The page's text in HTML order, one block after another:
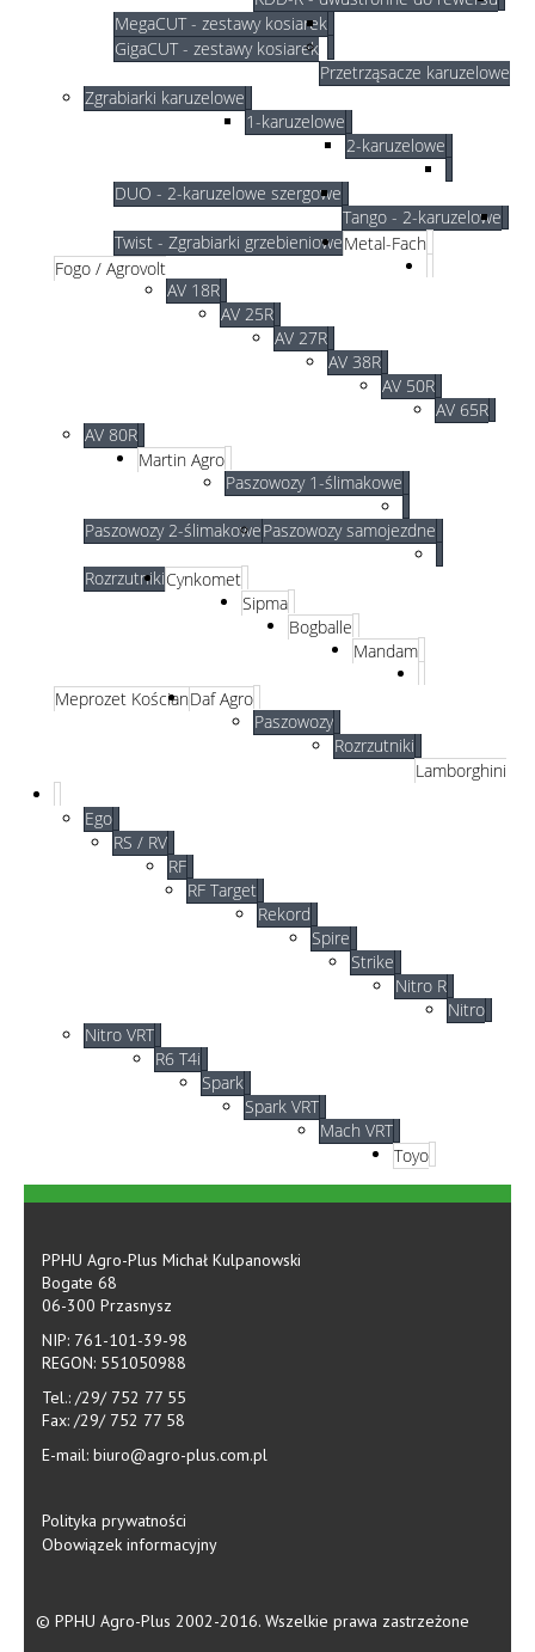
MegaCUT - zestawy kosiarek
GigaCUT - zestawy kosiarek
Przetrząsacze karuzelowe
Zgrabiarki karuzelowe
1-karuzelowe
2-karuzelowe
DUO - 2-karuzelowe szergowe
Tango - 2-karuzelowe
Twist - Zgrabiarki grzebienioweMetal-Fach
Fogo / Agrovolt
AV 18R
AV 25R
AV 27R
AV 38R
AV 50R
AV 65R
AV 80R
Martin Agro
Paszowozy 1-ślimakowe
Paszowozy 2-ślimakowePaszowozy samojezdne
RozrzutnikiCynkomet
Sipma
Bogballe
Mandam
Meprozet KościanDaf Agro
Paszowozy
Rozrzutniki
Lamborghini
Ego
RS / RV
RF
RF Target
Rekord
Spire
Strike
Nitro R
Nitro
Nitro VRT
R6 T4i
Spark
Spark VRT
Mach VRT
Toyo
PPHU Agro-Plus Michał Kulpanowski
Bogate 68
06-300 Przasnysz
NIP: 761-101-39-98
REGON: 551050988
Tel.: /29/ 752 77 55
Fax: /29/ 752 77 58
E-mail: biuro@agro-plus.com.pl
Polityka prywatności
Obowiązek informacyjny
© PPHU Agro-Plus 2002-2016. Wszelkie prawa zastrzeżone